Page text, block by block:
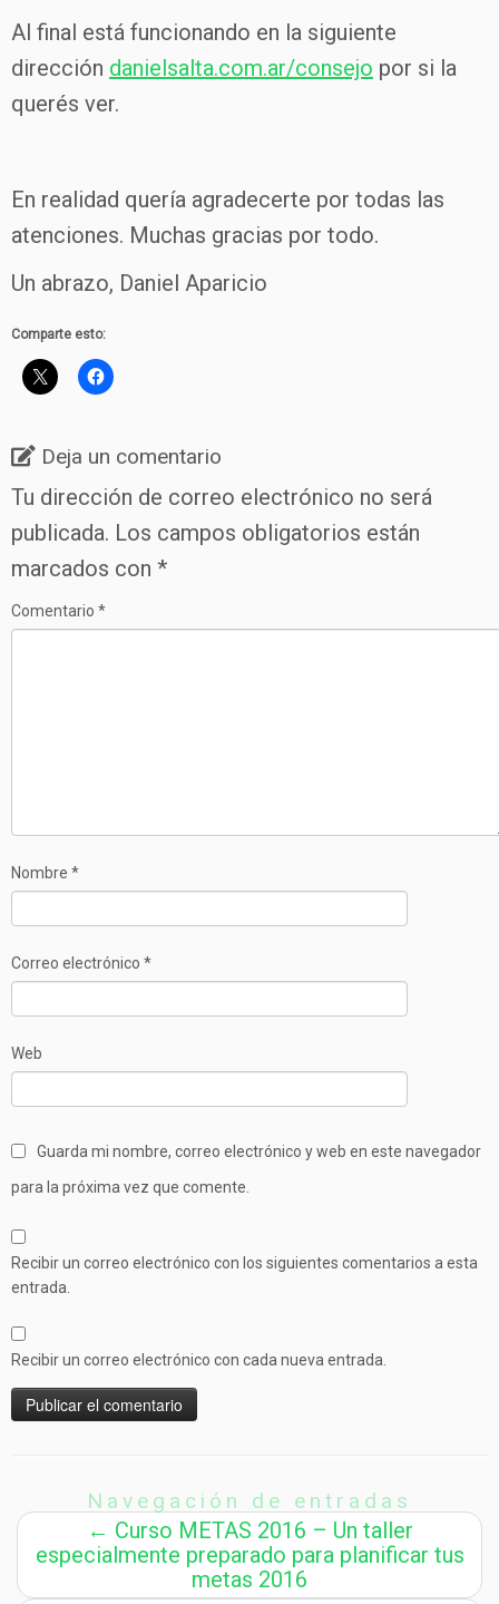
Al final está funcionando en la siguiente
dirección danielsalta.com.ar/consejo por si la
querés ver.
En realidad quería agradecerte por todas las
atenciones. Muchas gracias por todo.
Un abrazo, Daniel Aparicio
Comparte esto:
Deja un comentario
Tu dirección de correo electrónico no será
publicada. Los campos obligatorios están
marcados con *
Comentario *
Nombre *
Correo electrónico *
Web
Guarda mi nombre, correo electrónico y web en este navegador
para la próxima vez que comente.
Recibir un correo electrónico con los siguientes comentarios a esta
entrada.
Recibir un correo electrónico con cada nueva entrada.
Navegación de entradas
← Curso METAS 2016 – Un taller
especialmente preparado para planificar tus
metas 2016